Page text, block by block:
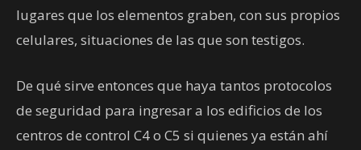
lugares que los elementos graben, con sus propios
celulares, situaciones de las que son testigos.
De qué sirve entonces que haya tantos protocolos
de seguridad para ingresar a los edificios de los
centros de control C4 o C5 si quienes ya están ahí